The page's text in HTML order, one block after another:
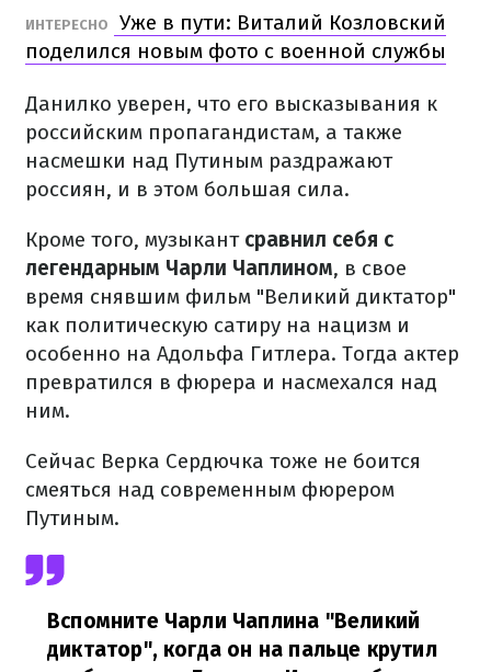
ИНТЕРЕСНО
Уже в пути: Виталий Козловский
поделился новым фото с военной службы
Данилко уверен, что его высказывания к
российским пропагандистам, а также
насмешки над Путиным раздражают
россиян, и в этом большая сила.
Кроме того, музыкантсравнил себя с
легендарным Чарли Чаплином, в свое
время снявшим фильм "Великий диктатор"
как политическую сатиру на нацизм и
особенно на Адольфа Гитлера. Тогда актер
превратился в фюрера и насмехался над
ним.
Сейчас Верка Сердючка тоже не боится
смеяться над современным фюрером
Путиным.
Вспомните Чарли Чаплина "Великий
диктатор", когда он на пальце крутил